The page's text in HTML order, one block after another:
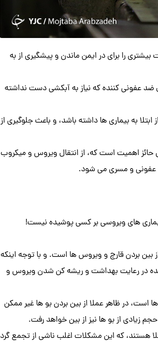
را برای در ایمن ماندن و پیشگیری از به
عفونی کننده که نیاز به آبکشی دست نداشته
به بیماری ها داشته باشد، و باعث جلوگیری از
حائز اهمیت است که، از انتقال ویروس و میکروب
عفونی و مسری می شود.
های ویروسی بر کسی پوشیده نیست!
بین بردن قارچ و ویروس ها است. و با توجه اینکه
در رعایت بهداشت و ریشه کن شدن ویروس و
است، در ظاهر عملا از بین بردن بو ها غیر ممکن
زیادی از بو ها نیز از بین خواهد رفت.
هستند، که این مشکلات اغلب ناشی از تجمع گرد